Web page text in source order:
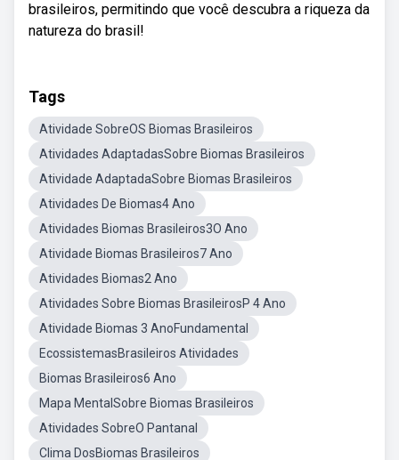
brasileiros, permitindo que você descubra a riqueza da
natureza do brasil!
Tags
Atividade SobreOS Biomas Brasileiros
Atividades AdaptadasSobre Biomas Brasileiros
Atividade AdaptadaSobre Biomas Brasileiros
Atividades De Biomas4 Ano
Atividades Biomas Brasileiros3O Ano
Atividade Biomas Brasileiros7 Ano
Atividades Biomas2 Ano
Atividades Sobre Biomas BrasileirosP 4 Ano
Atividade Biomas 3 AnoFundamental
EcossistemasBrasileiros Atividades
Biomas Brasileiros6 Ano
Mapa MentalSobre Biomas Brasileiros
Atividades SobreO Pantanal
Clima DosBiomas Brasileiros